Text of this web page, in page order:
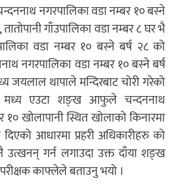
नगरपालिका वडा नम्बर १० बस्ने
गाँउपालिका वडा नम्बर ८ घर भै
वडा नम्बर १० बस्ने बर्ष २८ को
नगरपालिका वडा नम्बर १० बस्ने बर्ष
जयलाल थापाले मन्दिरबाट चोरी गरेको
मध्य एउटा शङ्ख आफुले चन्दननाथ
१० खोलापानी स्थित खोलाको किनारमा
आधारमा प्रहरी अधिकारीहरु को
उत्खनन् गर्न लगाउदा उक्त दाँया शङ्ख
काफ्लेले बताउनु भयो ।